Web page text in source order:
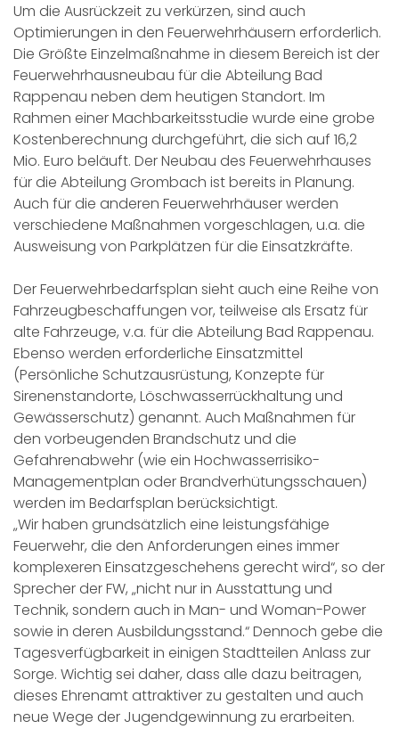
Um die Ausrückzeit zu verkürzen, sind auch
Optimierungen in den Feuerwehrhäusern erforderlich.
Die Größte Einzelmaßnahme in diesem Bereich ist der
Feuerwehrhausneubau für die Abteilung Bad
Rappenau neben dem heutigen Standort. Im
Rahmen einer Machbarkeitsstudie wurde eine grobe
Kostenberechnung durchgeführt, die sich auf 16,2
Mio. Euro beläuft. Der Neubau des Feuerwehrhauses
für die Abteilung Grombach ist bereits in Planung.
Auch für die anderen Feuerwehrhäuser werden
verschiedene Maßnahmen vorgeschlagen, u.a. die
Ausweisung von Parkplätzen für die Einsatzkräfte.
Der Feuerwehrbedarfsplan sieht auch eine Reihe von
Fahrzeugbeschaffungen vor, teilweise als Ersatz für
alte Fahrzeuge, v.a. für die Abteilung Bad Rappenau.
Ebenso werden erforderliche Einsatzmittel
(Persönliche Schutzausrüstung, Konzepte für
Sirenenstandorte, Löschwasserrückhaltung und
Gewässerschutz) genannt. Auch Maßnahmen für
den vorbeugenden Brandschutz und die
Gefahrenabwehr (wie ein Hochwasserrisiko-
Managementplan oder Brandverhütungsschauen)
werden im Bedarfsplan berücksichtigt.
„Wir haben grundsätzlich eine leistungsfähige
Feuerwehr, die den Anforderungen eines immer
komplexeren Einsatzgeschehens gerecht wird“, so der
Sprecher der FW, „nicht nur in Ausstattung und
Technik, sondern auch in Man- und Woman-Power
sowie in deren Ausbildungsstand.“ Dennoch gebe die
Tagesverfügbarkeit in einigen Stadtteilen Anlass zur
Sorge. Wichtig sei daher, dass alle dazu beitragen,
dieses Ehrenamt attraktiver zu gestalten und auch
neue Wege der Jugendgewinnung zu erarbeiten.